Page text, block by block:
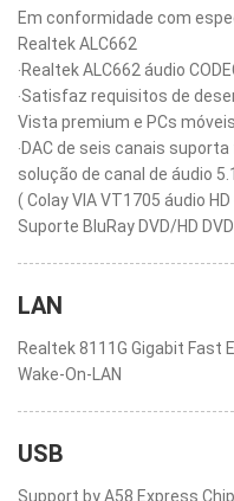
Em conformidade com
Realtek ALC662
‧Realtek ALC662 áudio
‧Satisfaz requisitos de
Vista premium e PCs móveis
‧DAC de seis canais
solução de canal de áudio 5.1
( Colay VIA VT1705 áudio
Suporte BluRay DVD/HD DVD
LAN
Realtek 8111G Gigabit Fast
Wake-On-LAN
USB
Support by A58 Express